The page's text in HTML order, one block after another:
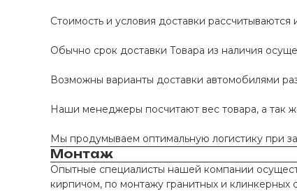
Стоимость и условия доставки
Обычно срок доставки Товара из наличия
Возможны варианты доставки автомобилями
Наши менеджеры посчитают вес товара, а так
Мы продумываем оптимальную логистику при
Монтаж
Опытные специалисты нашей компании
кирпичом, по монтажу гранитных и клинкерных